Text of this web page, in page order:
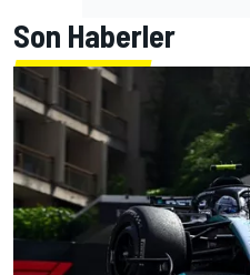
Son Haberler